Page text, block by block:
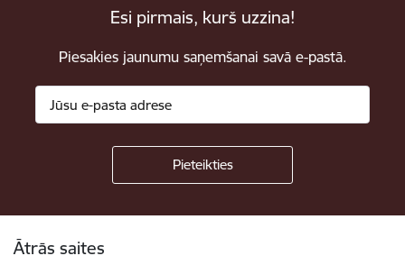
Esi pirmais, kurš uzzina!
Piesakies jaunumu saņemšanai savā e-pastā.
Ātrās saites